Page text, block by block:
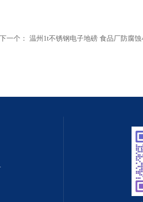
下一个： 温州1t不锈钢电子地磅 食品厂防腐
化系统